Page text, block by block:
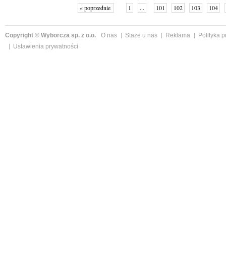
« poprzednie 1 ... 101 102 103 104
Copyright © Wyborcza sp. z o.o. O nas Staże u nas Reklama
Polityka
Ustawienia prywatności